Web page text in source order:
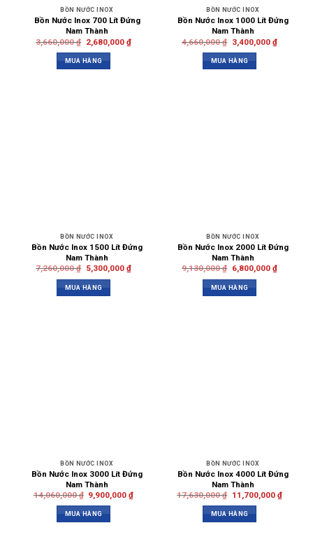
BỒN NƯỚC INOX
Bồn Nước Inox 700 Lít Đứng
Nam Thành
3,660,000₫ 2,680,000 ₫
MUA HÀNG
BỒN NƯỚC INOX
Bồn Nước Inox 1000 Lít Đứng
Nam Thành
4,660,000₫ 3,400,000 ₫
MUA HÀNG
BỒN NƯỚC INOX
Bồn Nước Inox 1500 Lít Đứng
Nam Thành
7,260,000₫ 5,300,000 ₫
MUA HÀNG
BỒN NƯỚC INOX
Bồn Nước Inox 2000 Lít Đứng
Nam Thành
9,130,000₫ 6,800,000 ₫
MUA HÀNG
BỒN NƯỚC INOX
Bồn Nước Inox 3000 Lít Đứng
Nam Thành
14,060,000₫ 9,900,000₫
MUA HÀNG
BỒN NƯỚC INOX
Bồn Nước Inox 4000 Lít Đứng
Nam Thành
17,630,000₫ 11,700,000 ₫
MUA HÀNG